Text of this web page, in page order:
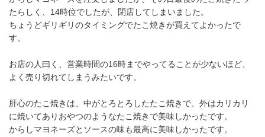
たらしく、14時位でしたが、閉店してしまいました。
ちょうどギリギリのタイミングでたこ焼きが買えてよかったで
す。
お店の人曰く、営業時間の16時までやってることが少ないほど、
よく売り切れてしまうみたいです。
肝心のたこ焼きは、中がとろとろしたたこ焼きで、外はカリカリ
に焼いてありおやつのようなたこ焼きで美味しかったです。
からしマヨネーズとソースの味も最高に美味しかったです。